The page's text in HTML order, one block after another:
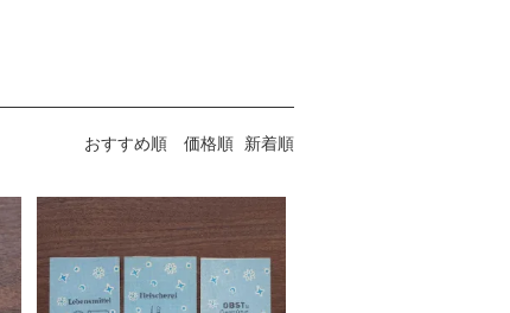
おすすめ順 価格順 新着順